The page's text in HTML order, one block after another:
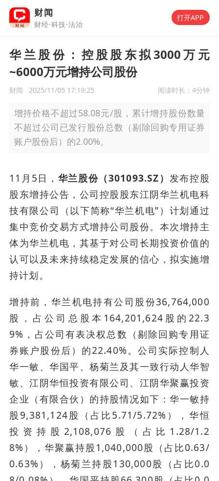
财闻
财经·科技·法治
打开APP
华兰股份：控股股东拟3000万元
~6000万元增持公司股份
财闻 2025/11/05 17:19:25 阅读时长： 4分钟
增持价格不超过58.08元/股，累计增持股份数量
不超过公司已发行股份总数（剔除回购专用证券
账户股份后）的2.00%。
11月5日， 华兰股份（301093.SZ） 发布控股
股东增持公告，公司控股股东江阴华兰机电科
技有限公司（以下简称“华兰机电”）计划通过
集中竞价交易方式增持公司股份。本次增持主
体为华兰机电，其基于对公司长期投资价值的
认可以及未来持续稳定发展的信心，拟实施增
持计划。
增持前，华兰机电持有公司股份36,764,000
股，占公司总股本164,201,624股的22.3
9%，占公司有表决权总数（剔除回购专用证
券账户股份后）的22.40%。公司实际控制人
华一敏、华国平、杨菊兰及其一致行动人华智
敏、江阴华恒投资有限公司、江阴华聚赢投资
企业（有限合伙）的持股情况如下：华一敏持
股9,381,124股（占比5.71/5.72%），华恒
投资持股2,108,076股（占比1.28/1.2
8%），华聚赢持股1,040,000股（占比0.63/
0.63%），杨菊兰持股130,000股（占比0.0